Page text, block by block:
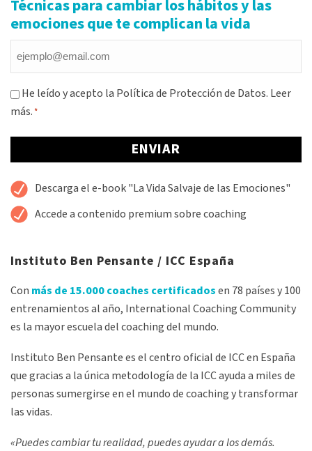
Técnicas para cambiar los hábitos y las
emociones que te complican la vida
Consentimiento
*
He leído y acepto la Política de Protección de Datos. Leer
más.*
Alternative:
Descarga el e-book "La Vida Salvaje de las Emociones"
Accede a contenido premium sobre coaching
Instituto Ben Pensante / ICC España
Con más de 15.000 coaches certificadosen 78 países y 100
entrenamientos al año, International Coaching Community
es la mayor escuela del coaching del mundo.
Instituto Ben Pensante es el centro oficial de ICC en España
que gracias a la única metodología de la ICC ayuda a miles de
personas sumergirse en el mundo de coaching y transformar
las vidas.
«Puedes cambiar tu realidad, puedes ayudar a los demás.